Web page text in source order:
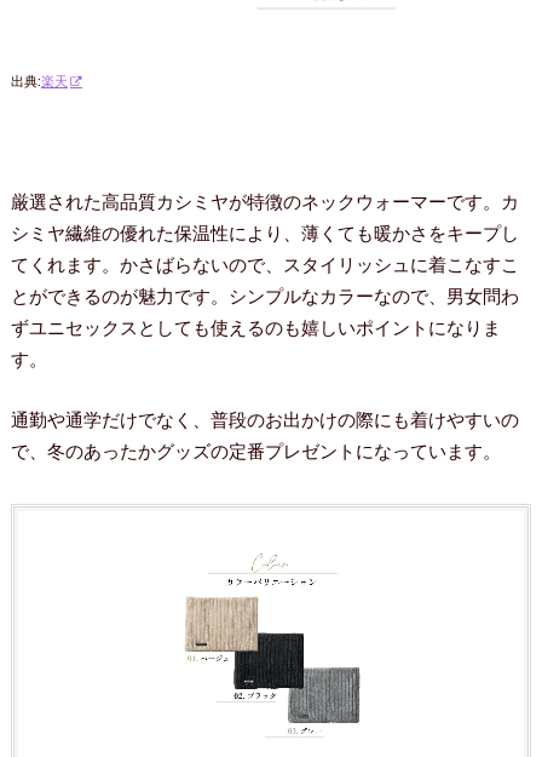
出典:楽天
厳選された高品質カシミヤが特徴のネックウォーマーです。カ
シミヤ繊維の優れた保温性により、薄くても暖かさをキープし
てくれます。かさばらないので、スタイリッシュに着こなすこ
とができるのが魅力です。シンプルなカラーなので、男女問わ
ずユニセックスとしても使えるのも嬉しいポイントになりま
す。
通勤や通学だけでなく、普段のお出かけの際にも着けやすいの
で、冬のあったかグッズの定番プレゼントになっています。